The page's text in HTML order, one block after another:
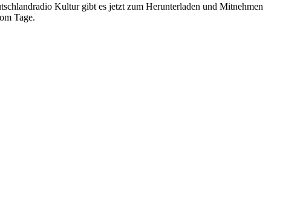
Kultur gibt es jetzt zum Herunterladen und Mitnehmen
Tage.